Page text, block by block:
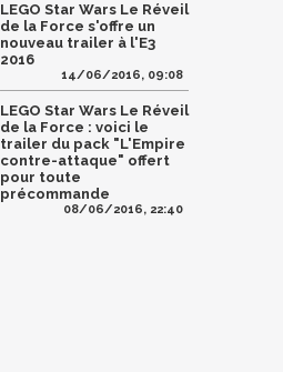
LEGO Star Wars Le Réveil
de la Force s'offre un
nouveau trailer à l'E3
2016
14/06/2016, 09:08
LEGO Star Wars Le Réveil
de la Force : voici le
trailer du pack "L'Empire
contre-attaque" offert
pour toute
précommande
08/06/2016, 22:40